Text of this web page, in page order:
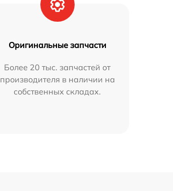
Оригинальные запчасти
Более 20 тыс. запчастей от
производителя в наличии на
собственных складах.